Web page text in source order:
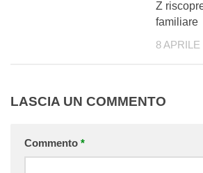
Z
familiare
8 APRILE
LASCIA UN COMMENTO
Commento *